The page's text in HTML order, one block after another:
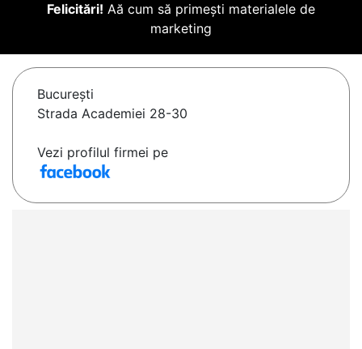
Felicitări! Aă cum să primești materialele de
marketing
Bucureşti
Strada Academiei 28-30
Vezi profilul firmei pe